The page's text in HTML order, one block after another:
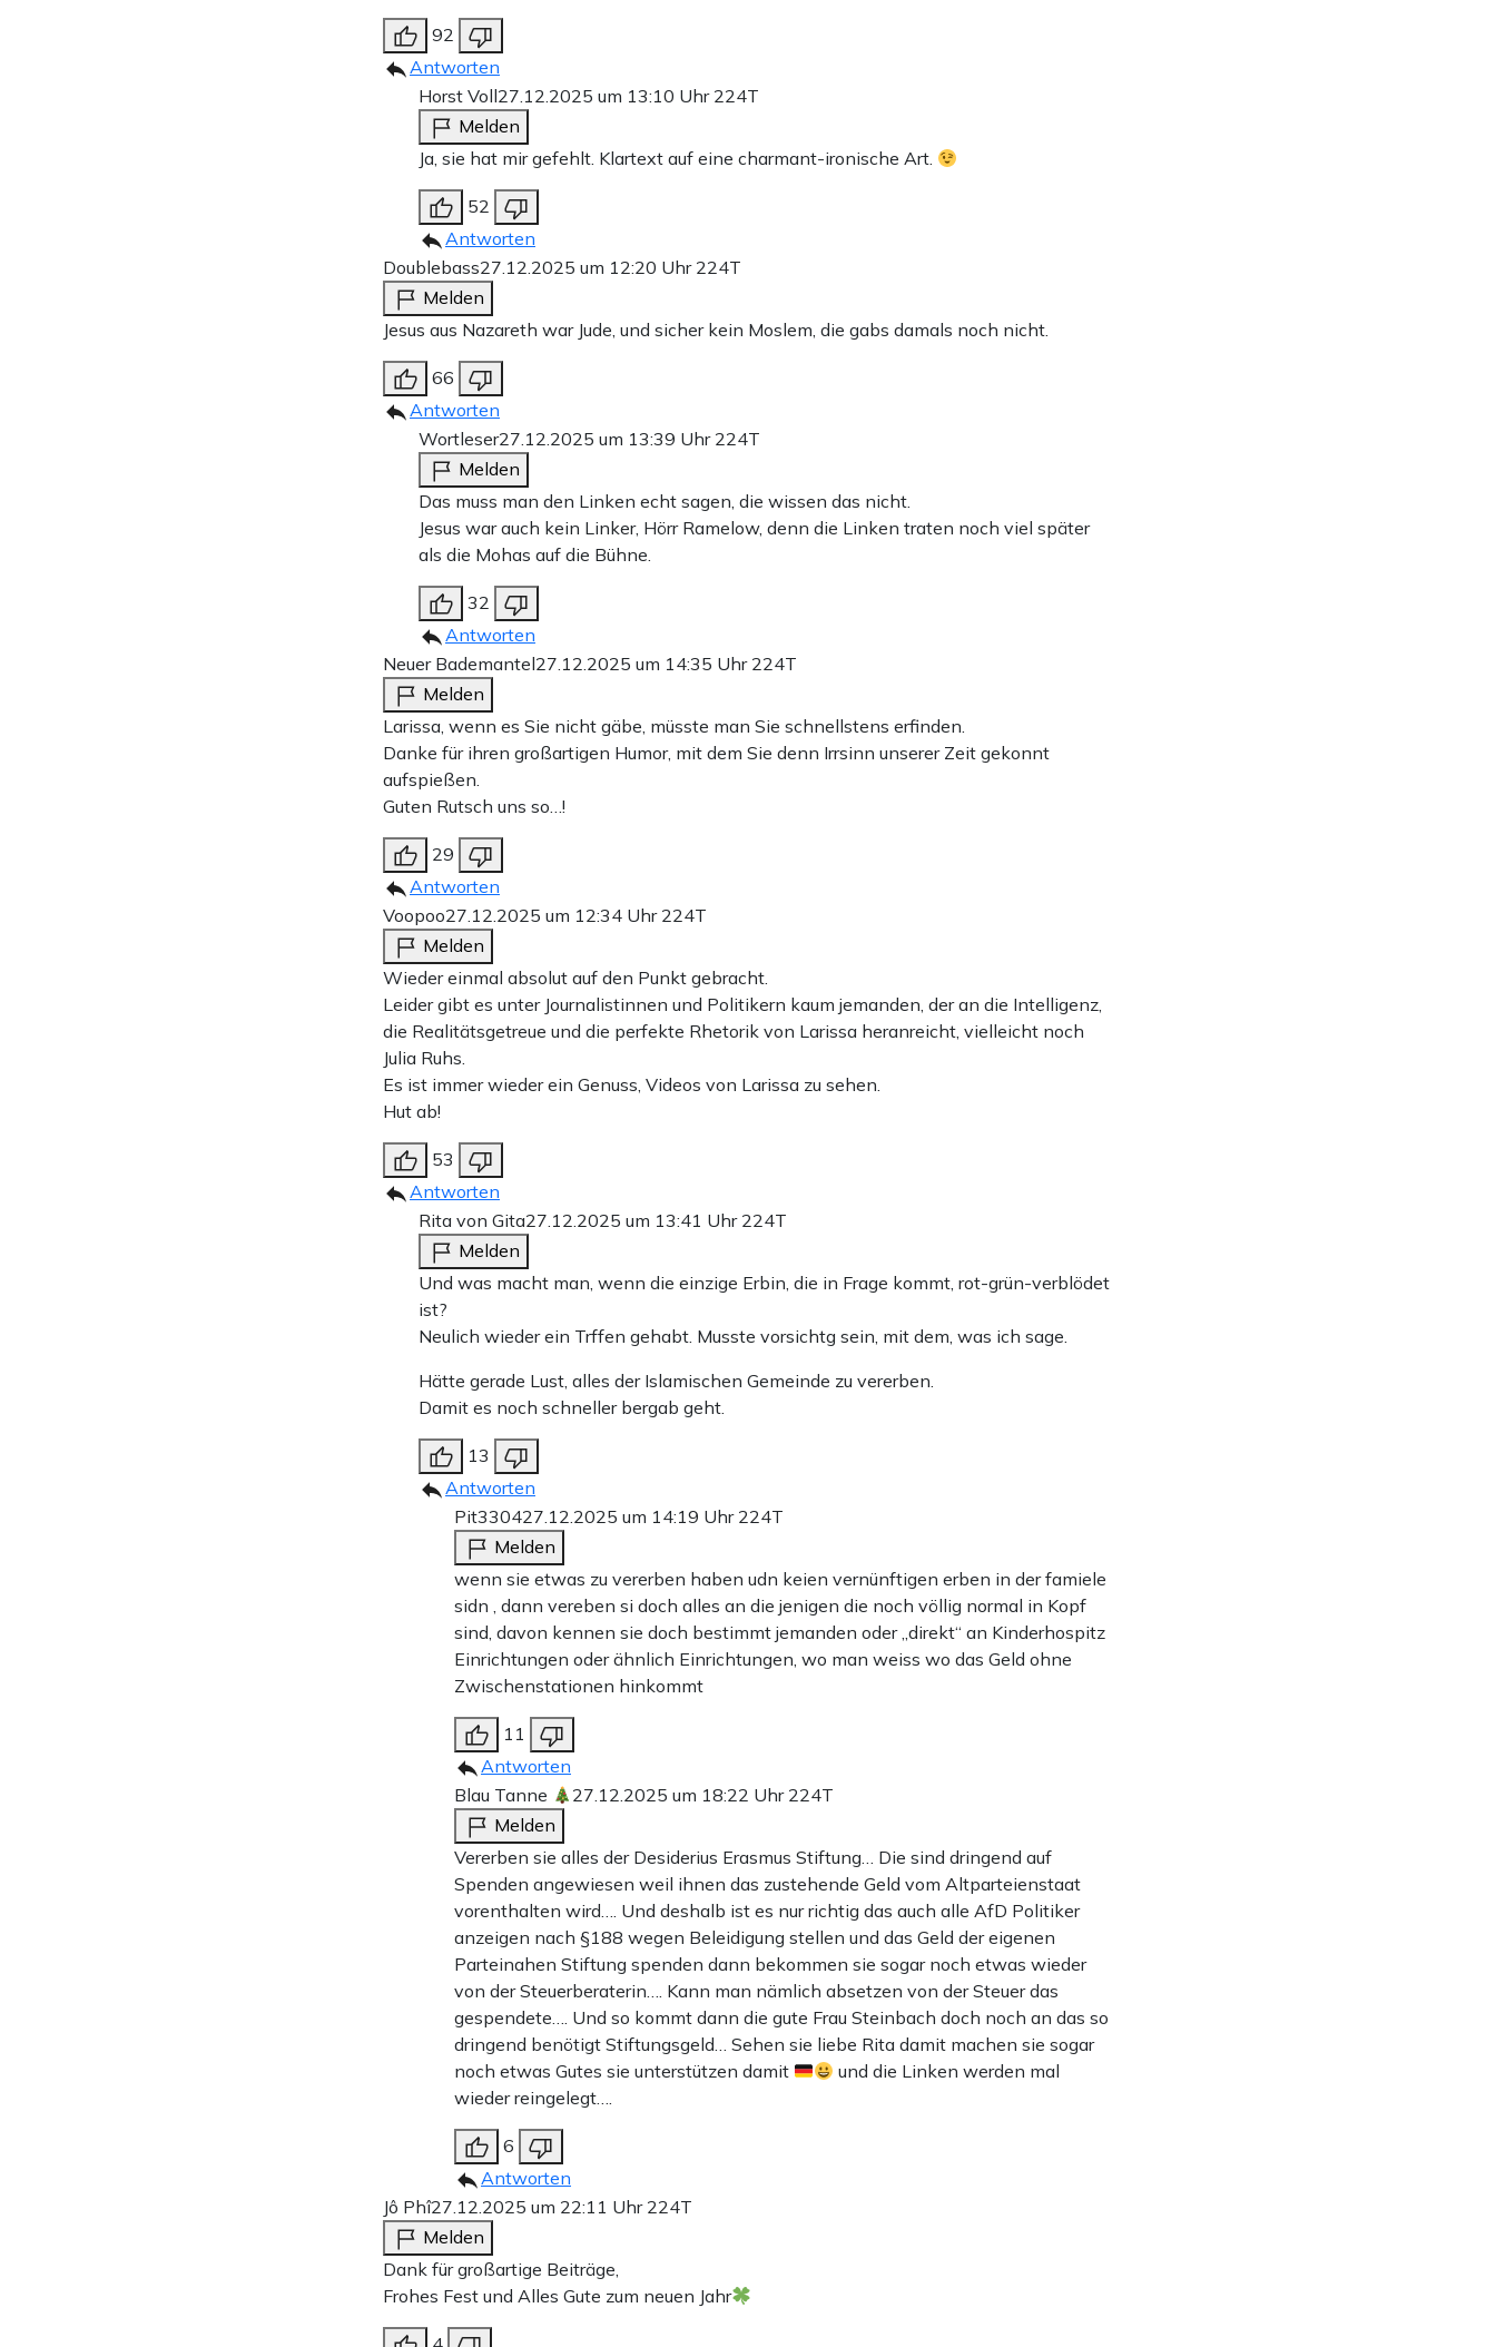
92
Antworten
Horst Voll27.12.2025 um 13:10 Uhr 224T
Melden
Ja, sie hat mir gefehlt. Klartext auf eine charmant-ironische Art.
52
Antworten
Doublebass27.12.2025 um 12:20 Uhr 224T
Melden
Jesus aus Nazareth war Jude, und sicher kein Moslem, die gabs damals noch nicht.
66
Antworten
Wortleser27.12.2025 um 13:39 Uhr 224T
Melden
Das muss man den Linken echt sagen, die wissen das nicht.
Jesus war auch kein Linker, Hörr Ramelow, denn die Linken traten noch viel später
als die Mohas auf die Bühne.
32
Antworten
Neuer Bademantel27.12.2025 um 14:35 Uhr 224T
Melden
Larissa, wenn es Sie nicht gäbe, müsste man Sie schnellstens erfinden.
Danke für ihren großartigen Humor, mit dem Sie denn Irrsinn unserer Zeit gekonnt
aufspießen.
Guten Rutsch uns so…!
29
Antworten
Voopoo27.12.2025 um 12:34 Uhr 224T
Melden
Wieder einmal absolut auf den Punkt gebracht.
Leider gibt es unter Journalistinnen und Politikern kaum jemanden, der an die Intelligenz,
die Realitätsgetreue und die perfekte Rhetorik von Larissa heranreicht, vielleicht noch
Julia Ruhs.
Es ist immer wieder ein Genuss, Videos von Larissa zu sehen.
Hut ab!
53
Antworten
Rita von Gita27.12.2025 um 13:41 Uhr 224T
Melden
Und was macht man, wenn die einzige Erbin, die in Frage kommt, rot-grün-verblödet
ist?
Neulich wieder ein Trffen gehabt. Musste vorsichtg sein, mit dem, was ich sage.
Hätte gerade Lust, alles der Islamischen Gemeinde zu vererben.
Damit es noch schneller bergab geht.
13
Antworten
Pit330427.12.2025 um 14:19 Uhr 224T
Melden
wenn sie etwas zu vererben haben udn keien vernünftigen erben in der famiele
sidn , dann vereben si doch alles an die jenigen die noch völlig normal in Kopf
sind, davon kennen sie doch bestimmt jemanden oder „direkt“ an Kinderhospitz
Einrichtungen oder ähnlich Einrichtungen, wo man weiss wo das Geld ohne
Zwischenstationen hinkommt
11
Antworten
Blau Tanne
27.12.2025 um 18:22 Uhr 224T
Melden
Vererben sie alles der Desiderius Erasmus Stiftung… Die sind dringend auf
Spenden angewiesen weil ihnen das zustehende Geld vom Altparteienstaat
vorenthalten wird…. Und deshalb ist es nur richtig das auch alle AfD Politiker
anzeigen nach §188 wegen Beleidigung stellen und das Geld der eigenen
Parteinahen Stiftung spenden dann bekommen sie sogar noch etwas wieder
von der Steuerberaterin…. Kann man nämlich absetzen von der Steuer das
gespendete…. Und so kommt dann die gute Frau Steinbach doch noch an das so
dringend benötigt Stiftungsgeld… Sehen sie liebe Rita damit machen sie sogar
noch etwas Gutes sie unterstützen damit
und die Linken werden mal
wieder reingelegt….
6
Antworten
Jô Phî27.12.2025 um 22:11 Uhr 224T
Melden
Dank für großartige Beiträge,
Frohes Fest und Alles Gute zum neuen Jahr